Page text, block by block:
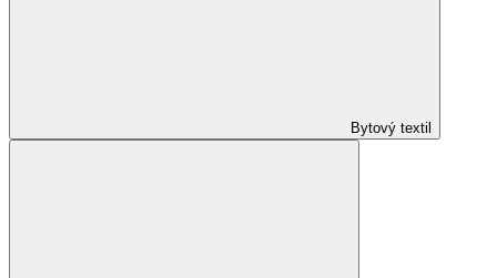
Bytový textil